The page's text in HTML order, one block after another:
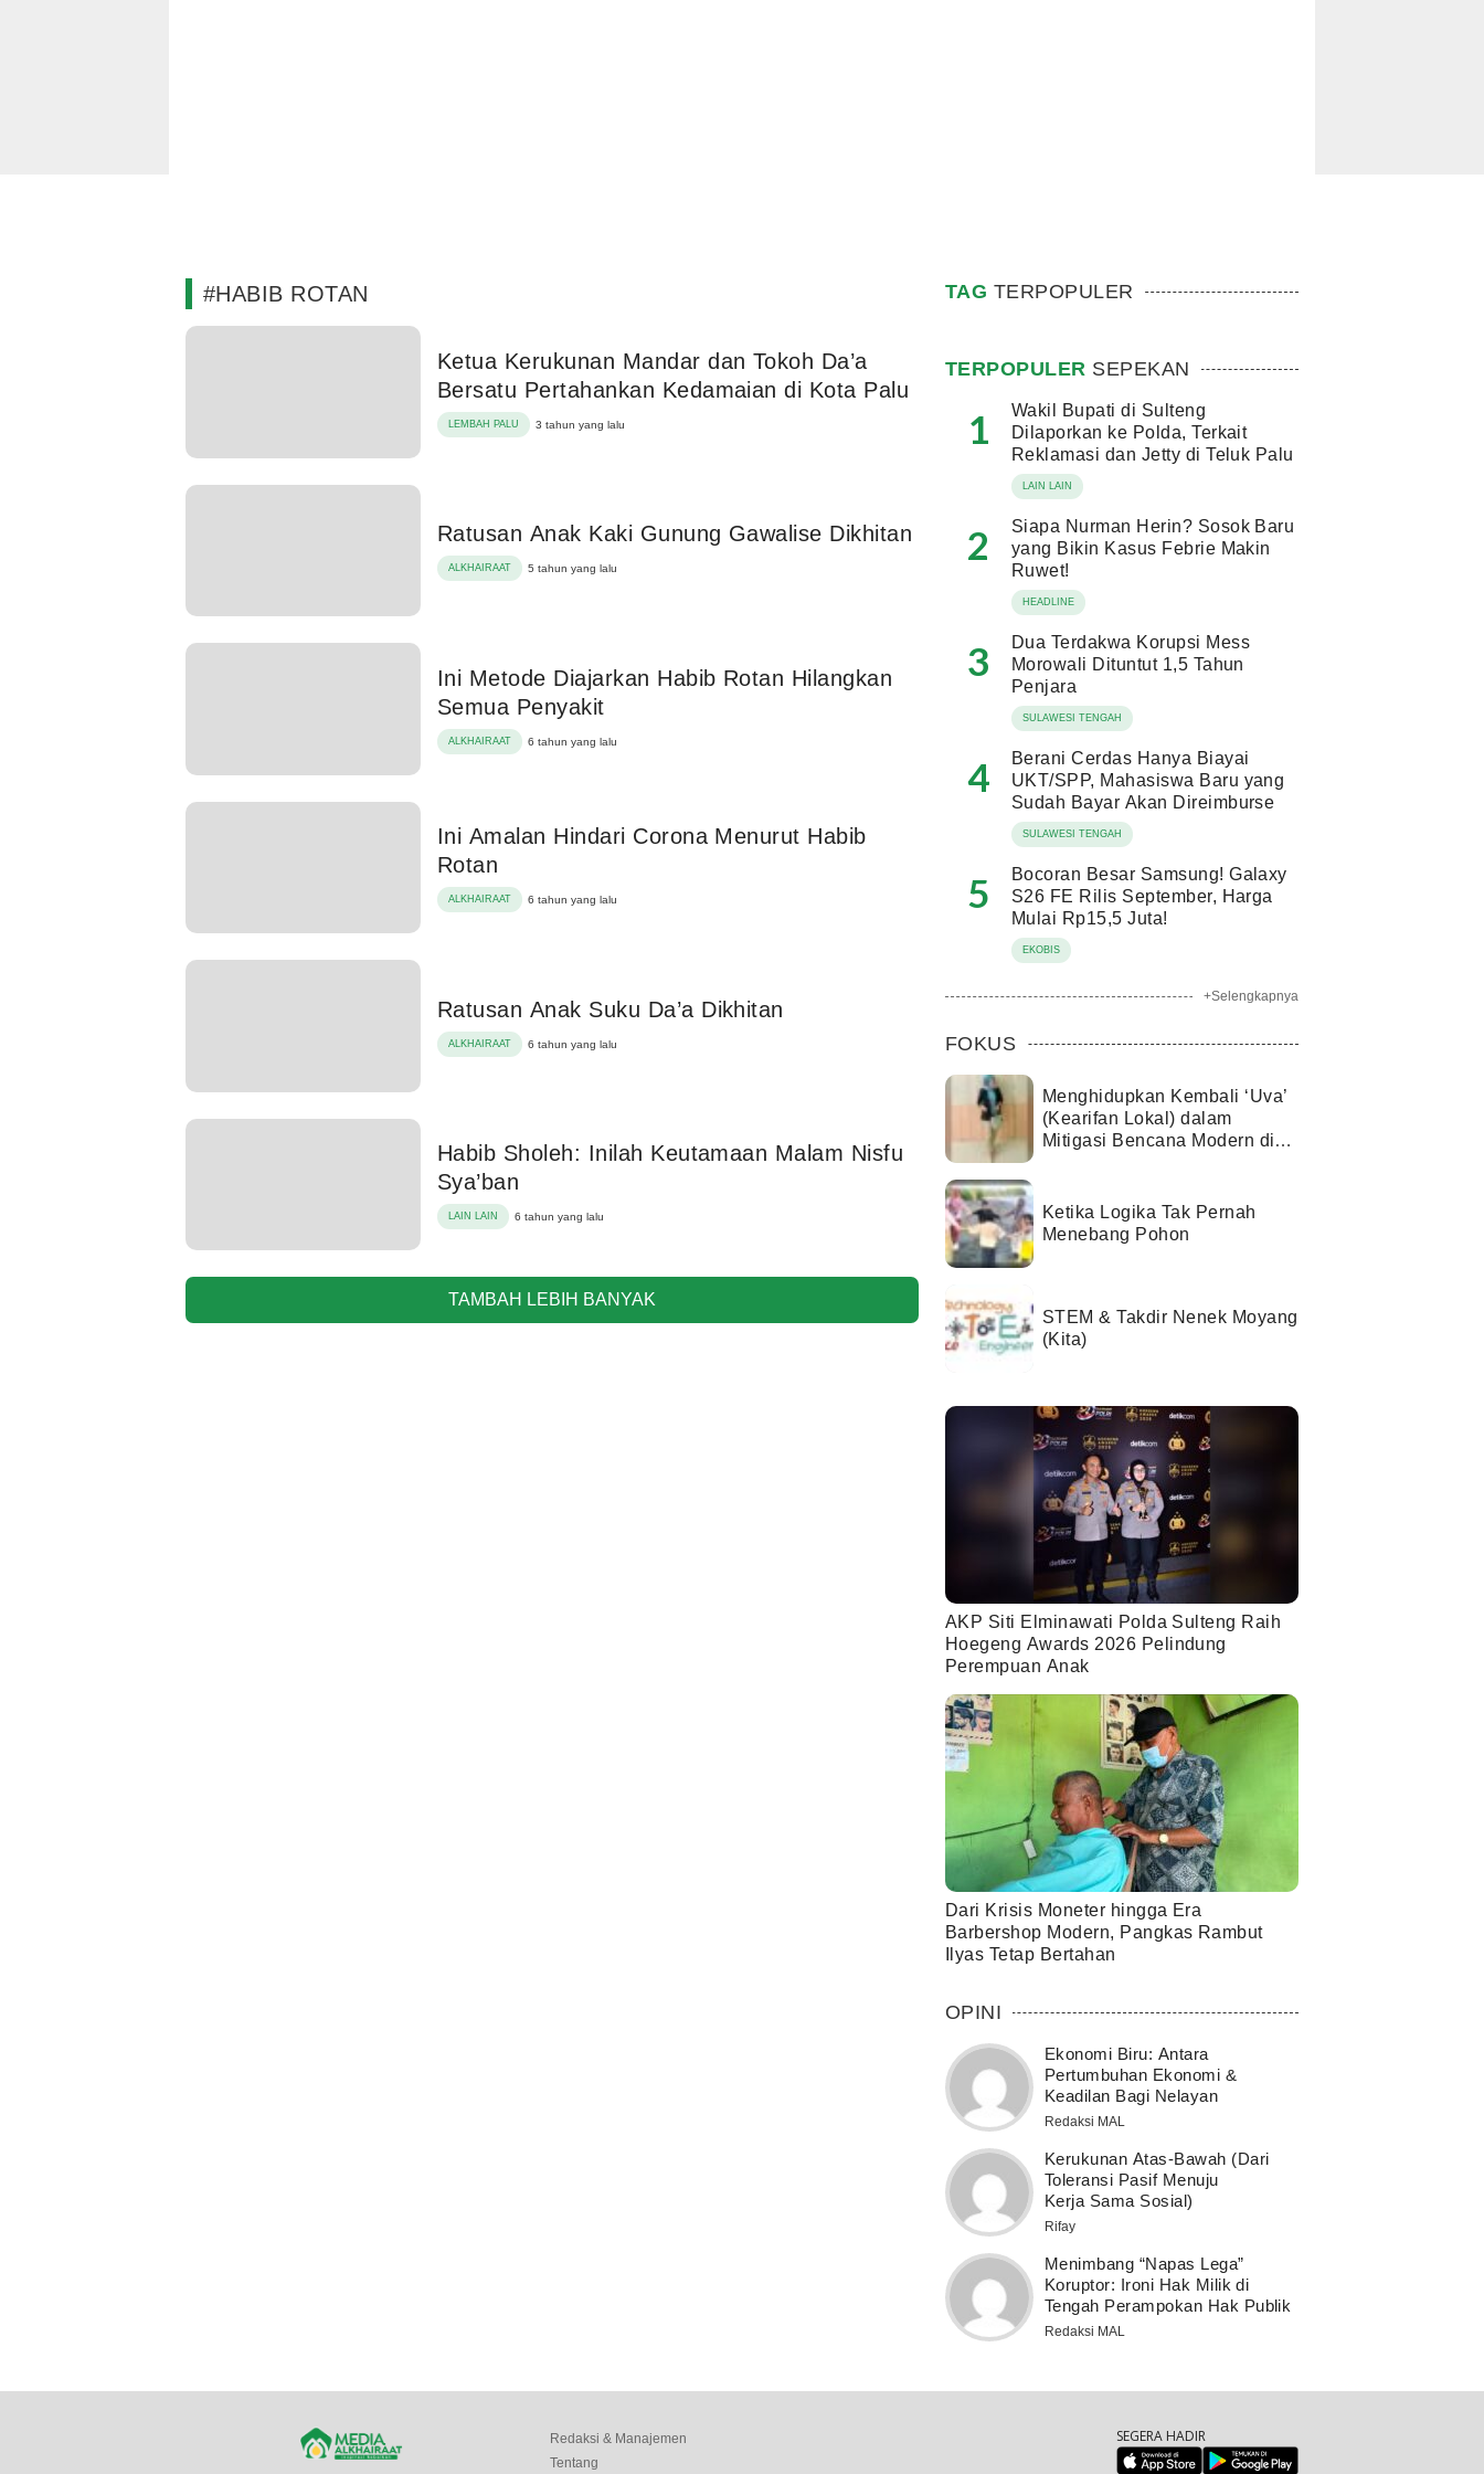
#HABIB ROTAN
Ketua Kerukunan Mandar dan Tokoh Da’a
Bersatu Pertahankan Kedamaian di Kota Palu
LEMBAH PALU 3 tahun yang lalu
Ratusan Anak Kaki Gunung Gawalise Dikhitan
ALKHAIRAAT 5 tahun yang lalu
Ini Metode Diajarkan Habib Rotan Hilangkan
Semua Penyakit
ALKHAIRAAT 6 tahun yang lalu
Ini Amalan Hindari Corona Menurut Habib
Rotan
ALKHAIRAAT 6 tahun yang lalu
Ratusan Anak Suku Da’a Dikhitan
ALKHAIRAAT 6 tahun yang lalu
Habib Sholeh: Inilah Keutamaan Malam Nisfu
Sya’ban
LAIN LAIN 6 tahun yang lalu
TAMBAH LEBIH BANYAK
TAG TERPOPULER
TERPOPULER SEPEKAN
1
Wakil Bupati di Sulteng
Dilaporkan ke Polda, Terkait
Reklamasi dan Jetty di Teluk Palu
LAIN LAIN
2
Siapa Nurman Herin? Sosok Baru
yang Bikin Kasus Febrie Makin
Ruwet!
HEADLINE
3
Dua Terdakwa Korupsi Mess
Morowali Dituntut 1,5 Tahun
Penjara
SULAWESI TENGAH
4
Berani Cerdas Hanya Biayai
UKT/SPP, Mahasiswa Baru yang
Sudah Bayar Akan Direimburse
SULAWESI TENGAH
5
Bocoran Besar Samsung! Galaxy
S26 FE Rilis September, Harga
Mulai Rp15,5 Juta!
EKOBIS
+Selengkapnya
FOKUS
Menghidupkan Kembali ‘Uva’
(Kearifan Lokal) dalam
Mitigasi Bencana Modern di
Ketika Logika Tak Pernah
Menebang Pohon
STEM & Takdir Nenek Moyang
(Kita)
AKP Siti Elminawati Polda Sulteng Raih
Hoegeng Awards 2026 Pelindung
Perempuan Anak
Dari Krisis Moneter hingga Era
Barbershop Modern, Pangkas Rambut
Ilyas Tetap Bertahan
OPINI
Ekonomi Biru: Antara
Pertumbuhan Ekonomi &
Keadilan Bagi Nelayan
Redaksi MAL
Kerukunan Atas-Bawah (Dari
Toleransi Pasif Menuju
Kerja Sama Sosial)
Rifay
Menimbang “Napas Lega”
Koruptor: Ironi Hak Milik di
Tengah Perampokan Hak Publik
Redaksi MAL
Redaksi & Manajemen
Tentang
SEGERA HADIR